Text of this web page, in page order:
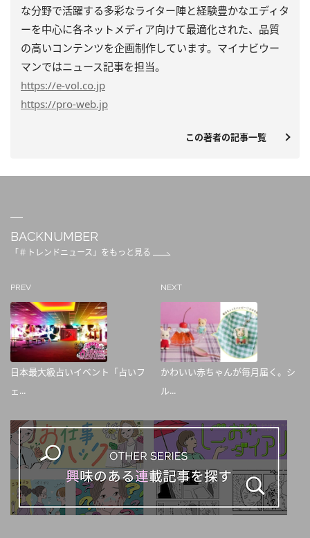
な分野で活躍する多彩なライター陣と経験豊かなエディタ
ーを中心に各ネットメディア向けて最適化された、品質
の高いコンテンツを企画制作しています。マイナビウー
マンではニュース記事を担当。
https://e-vol.co.jp
https://pro-web.jp
この著者の記事一覧
BACKNUMBER
「＃トレンドニュース」をもっと見る
PREV
日本最大級占いイベント「占いフ
ェ...
NEXT
かわいい赤ちゃんが毎月届く。シ
ル...